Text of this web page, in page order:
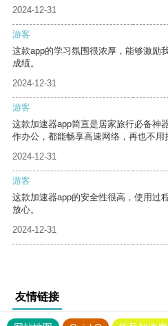
2024-12-31
游客
这款app的学习氛围很浓厚，能够激励
成绩。
2024-12-31
游客
这款加速器app简直是居家旅行必备神
作办公，都能畅享高速网络，再也不用
2024-12-31
游客
这款加速器app的安全性很高，使用过
放心。
2024-12-31
友情链接